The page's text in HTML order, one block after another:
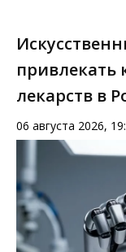
привлекать
лекарств в
06 августа 2026,